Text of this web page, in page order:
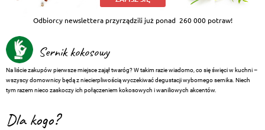
Odbiorcy newslettera przyrządzili już ponad 260 000 potraw!
Sernik kokosowy
Na liście zakupów pierwsze miejsce zajął twaróg? W takim razie wiadomo, co się święci w kuchni –
wszyscy domownicy będą z niecierpliwością wyczekiwać degustacji wybornego sernika. Niech
tym razem nieco zaskoczy ich połączeniem kokosowych i waniliowych akcentów.
Dla kogo?